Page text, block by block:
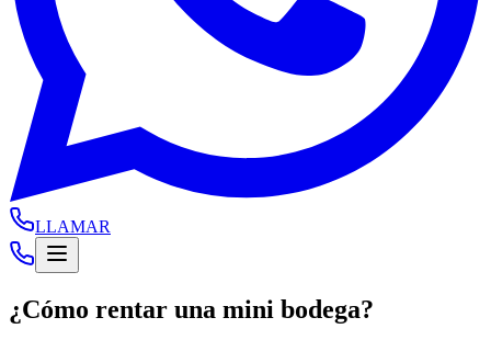
LLAMAR
¿Cómo rentar una mini bodega?